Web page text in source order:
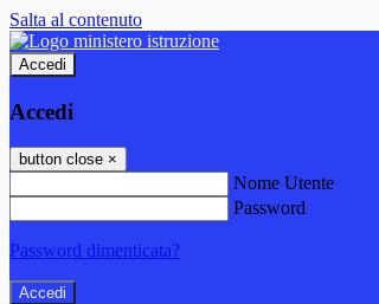
Salta al contenuto
Accedi
Accedi
button close ×
Nome Utente
Password
Password dimenticata?